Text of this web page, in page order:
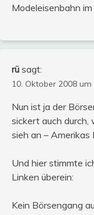
Modeleisenbahn
rü sagt:
10. Oktober 2008 um
Nun ist ja der
sickert auch durch,
sieh an –
Und hier stimmte
Linken überein:
Kein Börsengang